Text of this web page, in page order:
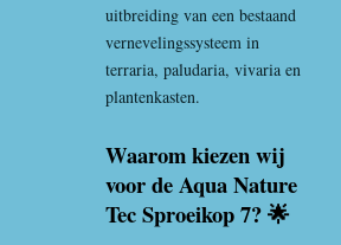
uitbreiding van een bestaand
vernevelingssysteem in
terraria, paludaria, vivaria en
plantenkasten.
Waarom kiezen wij
voor de Aqua Nature
Tec Sproeikop 7? 🌟